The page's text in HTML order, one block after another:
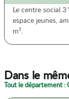
Le centre social
espace jeunes,
m².
Dans le
Tout le département :